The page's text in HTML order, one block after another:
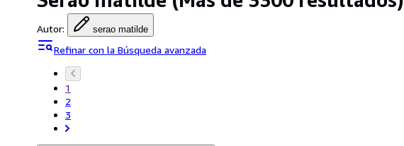
Autor: serao matilde
Refinar con la Búsqueda avanzada
1
2
3